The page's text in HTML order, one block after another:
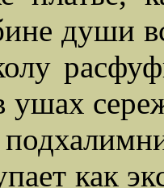
души
ушах
как